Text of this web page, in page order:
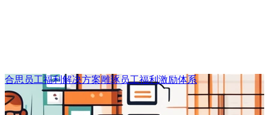
合思员工福利解决方案雕琢员工福利激励体系